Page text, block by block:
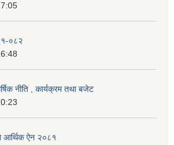
०८२
नीति , कार्यक्रम तथा बजेट
आर्थिक ‌‌‌ऐन २०८१